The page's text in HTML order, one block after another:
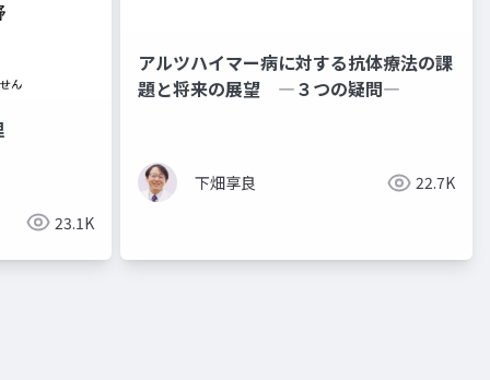
23.1K
アルツハイマー病に対する抗体療法の課
題と将来の展望 ―３つの疑問―
下畑享良 22.7K